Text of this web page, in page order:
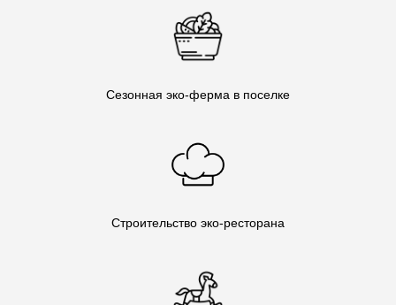
Сезонная эко-ферма в поселке
Строительство эко-ресторана